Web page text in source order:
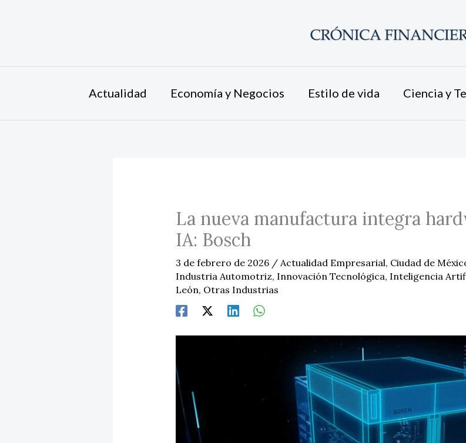
Actualidad Economía y Negocios Estilo de vida Ciencia y
La nueva manufactura integra
IA: Bosch
3 de febrero de 2026 / Actualidad Empresarial, Ciudad de
Industria Automotriz, Innovación Tecnológica, Inteligencia
León, Otras Industrias